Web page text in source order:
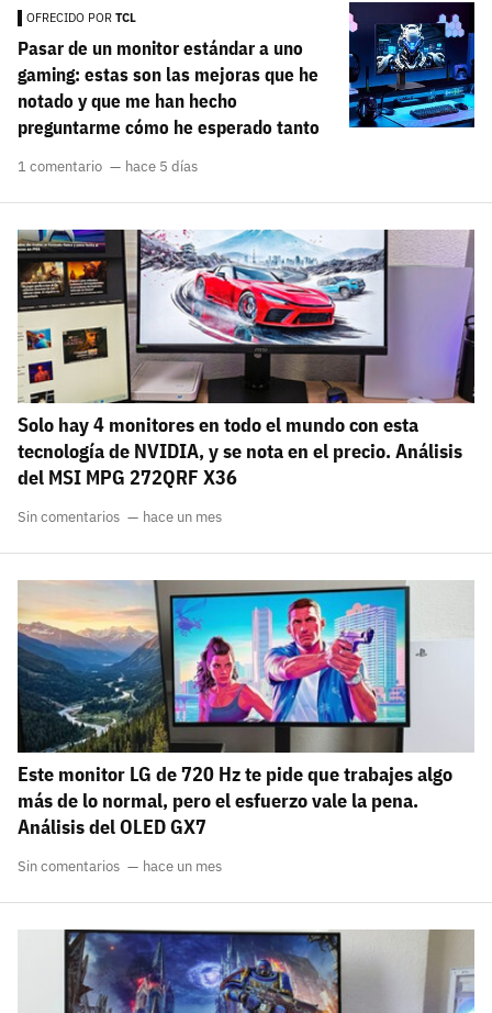
OFRECIDO POR TCL
Pasar de un monitor estándar a uno
gaming: estas son las mejoras que he
notado y que me han hecho
preguntarme cómo he esperado tanto
1 comentario hace 5 días
Solo hay 4 monitores en todo el mundo con esta
tecnología de NVIDIA, y se nota en el precio. Análisis
del MSI MPG 272QRF X36
Sin comentarios hace un mes
Este monitor LG de 720 Hz te pide que trabajes algo
más de lo normal, pero el esfuerzo vale la pena.
Análisis del OLED GX7
Sin comentarios hace un mes
¿Todavía no tienes cuenta?
Regístrate gratis
El inicio de sesión con Facebook ya no está
disponible, pero puedes seguir usando tu cuenta
de 3DJuegos:
Recupera tu acceso con Facebook
carácter inicial), pero no mayúsculas, espacios, tildes
He leído y acepto la politica de privacidad y
de participación
Registrarse en 3DJuegos
Entra con Google
¿Ya tienes cuenta?
Entra en 3DJuegos